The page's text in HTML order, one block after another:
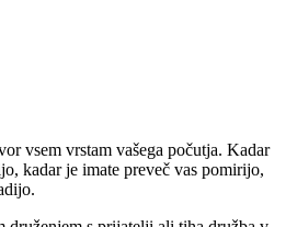
vsem vrstam vašega počutja. Kadar
kadar je imate preveč vas pomirijo,